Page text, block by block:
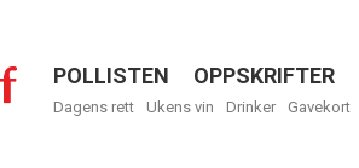
Menu
POLLISTEN OPPSKRIFTER
Dagens rett Ukens vin Drinker Gavekort